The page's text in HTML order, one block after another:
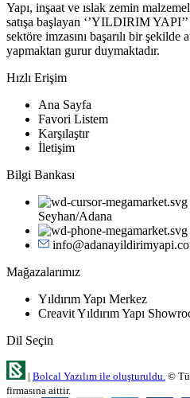
Yapı, inşaat ve ıslak zemin
satışa başlayan ‘’YILDIRIM
sektöre imzasını başarılı bir şekilde
yapmaktan gurur duymaktadır.
Hızlı Erişim
Ana Sayfa
Favori Listem
Karşılaştır
İletişim
Bilgi Bankası
Seyhan/Adana
Mağazalarımız
Yıldırım Yapı Merkez
Creavit Yıldırım Yapı
Dil Seçin
| Bolcal Yazılım ile oluşturuldu. ©
firmasına aittir.